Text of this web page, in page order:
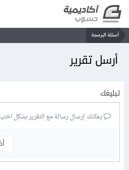
أسئلة البرمجة
أرسل تقرير
تبليغك
يمكنك إرسال رسالة مع التقرير بشكل